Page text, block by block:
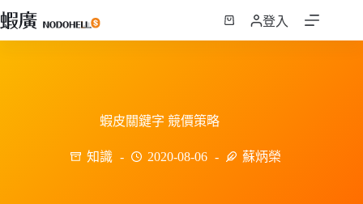
跳
至
登入
蝦皮關鍵字 競價策略
知識 2020-08-06 蘇炳榮